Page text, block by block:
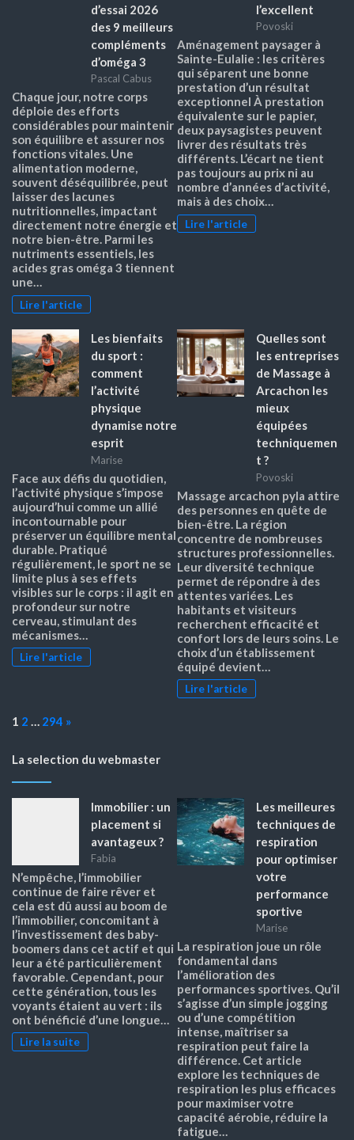
d’essai 2026
des 9 meilleurs
compléments
d’oméga 3
Pascal Cabus
Chaque jour, notre corps
déploie des efforts
considérables pour maintenir
son équilibre et assurer nos
fonctions vitales. Une
alimentation moderne,
souvent déséquilibrée, peut
laisser des lacunes
nutritionnelles, impactant
directement notre énergie et
notre bien-être. Parmi les
nutriments essentiels, les
acides gras oméga 3 tiennent
une…
Lire l'article
l’excellent
Povoski
Aménagement paysager à
Sainte-Eulalie : les critères
qui séparent une bonne
prestation d’un résultat
exceptionnel À prestation
équivalente sur le papier,
deux paysagistes peuvent
livrer des résultats très
différents. L’écart ne tient
pas toujours au prix ni au
nombre d’années d’activité,
mais à des choix…
Lire l'article
Les bienfaits
du sport :
comment
l’activité
physique
dynamise notre
esprit
Marise
Face aux défis du quotidien,
l’activité physique s’impose
aujourd’hui comme un allié
incontournable pour
préserver un équilibre mental
durable. Pratiqué
régulièrement, le sport ne se
limite plus à ses effets
visibles sur le corps : il agit en
profondeur sur notre
cerveau, stimulant des
mécanismes…
Lire l'article
Quelles sont
les entreprises
de Massage à
Arcachon les
mieux
équipées
techniquemen
t ?
Povoski
Massage arcachon pyla attire
des personnes en quête de
bien-être. La région
concentre de nombreuses
structures professionnelles.
Leur diversité technique
permet de répondre à des
attentes variées. Les
habitants et visiteurs
recherchent efficacité et
confort lors de leurs soins. Le
choix d’un établissement
équipé devient…
Lire l'article
Page:
1 2 … 294 Next
»
La selection du webmaster
Immobilier : un
placement si
avantageux ?
Fabia
N’empêche, l’immobilier
continue de faire rêver et
cela est dû aussi au boom de
l’immobilier, concomitant à
l’investissement des baby-
boomers dans cet actif et qui
leur a été particulièrement
favorable. Cependant, pour
cette génération, tous les
voyants étaient au vert : ils
ont bénéficié d’une longue…
Lire la suite
Les meilleures
techniques de
respiration
pour optimiser
votre
performance
sportive
Marise
La respiration joue un rôle
fondamental dans
l’amélioration des
performances sportives. Qu’il
s’agisse d’un simple jogging
ou d’une compétition
intense, maîtriser sa
respiration peut faire la
différence. Cet article
explore les techniques de
respiration les plus efficaces
pour maximiser votre
capacité aérobie, réduire la
fatigue…